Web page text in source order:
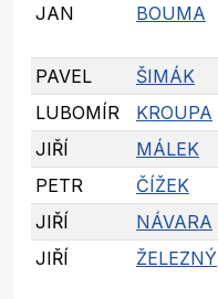
JAN
BOUMA
PAVEL
ŠIMÁK
LUBOMÍR
KROUPA
JIŘÍ
MÁLEK
PETR
ČÍŽEK
JIŘÍ
NÁVARA
JIŘÍ
ŽELEZNÝ